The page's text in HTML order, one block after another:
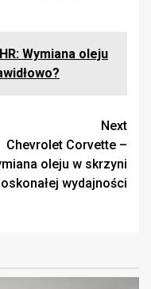
Wymiana oleju
Next
Chevrolet Corvette –
oleju w skrzyni
wydajności